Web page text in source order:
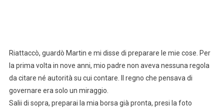
Riattaccò, guardò Martin e mi disse di preparare le mie cose. Per
la prima volta in nove anni, mio padre non aveva nessuna regola
da citare né autorità su cui contare. Il regno che pensava di
governare era solo un miraggio.
Salii di sopra, preparai la mia borsa già pronta, presi la foto